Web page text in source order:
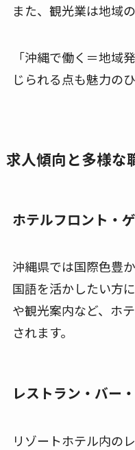
また、観光業は地域
「沖縄で働く＝地域
じられる点も魅力のひ
求人傾向と多様な
ホテルフロント・
沖縄県では国際色豊
国語を活かしたい方
や観光案内など、ホ
されます。
レストラン・バー
リゾートホテル内の